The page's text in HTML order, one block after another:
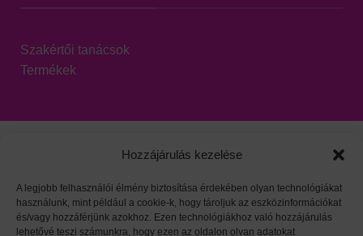
Hozzájárulás kezelése
A legjobb felhasználói élmény biztosítása érdekében olyan technológiákat
használunk, mint például a cookie-k, hogy tároljuk az eszközinformációkat
és/vagy hozzáférjünk azokhoz. Ezen technológiákhoz való hozzájárulás
lehetővé teszi számunkra, hogy ezen az oldalon olyan adatokat
Szakértői tanácsok
Termékek
Viszonteladói oldal| Adatvédelem|HARZO tárgymutató